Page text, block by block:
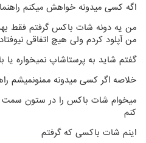
اگه کسی میدونه خواهش میکنم
من یه دونه شات باکس گرفتم فقط
من آپلود کردم ولی هیچ اتفاقی نیوفتاد
گفتم شاید به پرستاشاپ نمیخواره یا
خلاصه اگر کسی میدونه ممنونمیشم
میخوام شات باکس را در ستون سمت
کنم
اینم شات باکسی که گرفتم